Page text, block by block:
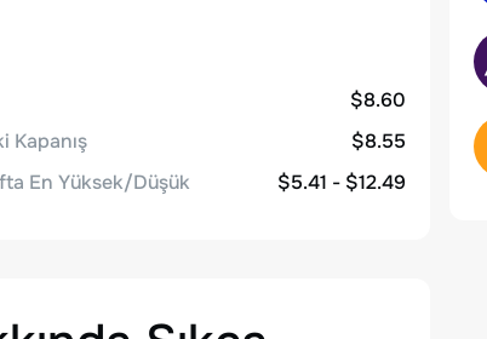
$8.60
Kapanış
$8.55
En Yüksek/Düşük
$5.41 - $12.49